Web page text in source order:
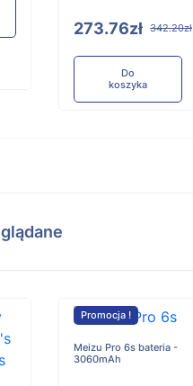
273.76zł 342.20zł
Do
koszyka
Promocja !
Meizu Pro 6s bateria -
3060mAh